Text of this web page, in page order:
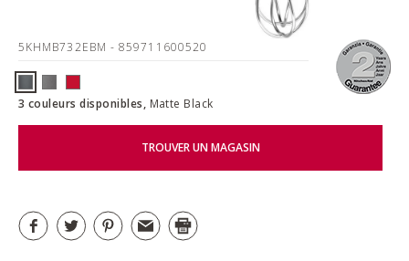
5KHMB732EBM - 859711600520
3 couleurs disponibles, Matte Black
TROUVER UN MAGASIN